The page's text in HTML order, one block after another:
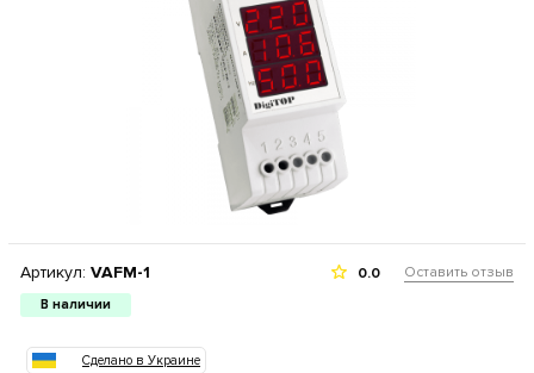
Артикул: VAFM-1
В наличии
0.0 Оставить отзыв
Сделано в Украине